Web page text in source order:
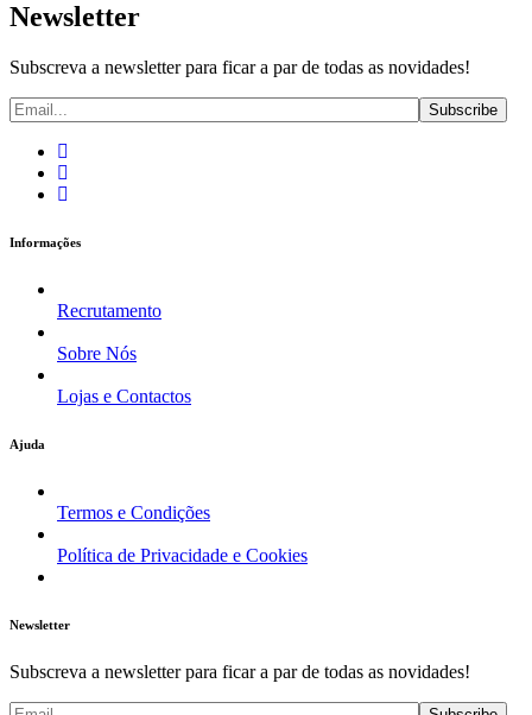
Newsletter
Subscreva a newsletter para ficar a par de todas as novidades!
Informações
Recrutamento
Sobre Nós
Lojas e Contactos
Ajuda
Termos e Condições
Política de Privacidade e Cookies
Newsletter
Subscreva a newsletter para ficar a par de todas as novidades!